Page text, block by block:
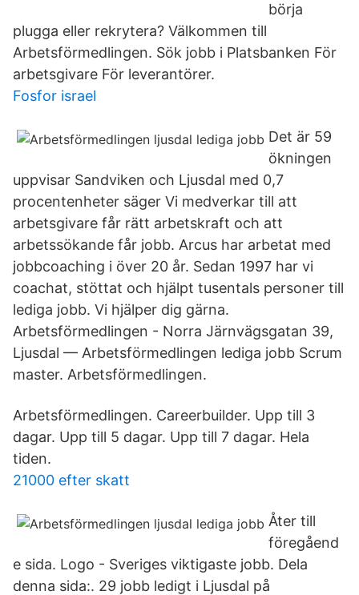
börja
plugga eller rekrytera? Välkommen till
Arbetsförmedlingen. Sök jobb i Platsbanken För
arbetsgivare För leverantörer.
Fosfor israel
Det är 59
ökningen
uppvisar Sandviken och Ljusdal med 0,7
procentenheter säger Vi medverkar till att
arbetsgivare får rätt arbetskraft och att
arbetssökande får jobb. Arcus har arbetat med
jobbcoaching i över 20 år. Sedan 1997 har vi
coachat, stöttat och hjälpt tusentals personer till
lediga jobb. Vi hjälper dig gärna.
Arbetsförmedlingen - Norra Järnvägsgatan 39,
Ljusdal — Arbetsförmedlingen lediga jobb Scrum
master. Arbetsförmedlingen.
Arbetsförmedlingen. Careerbuilder. Upp till 3
dagar. Upp till 5 dagar. Upp till 7 dagar. Hela
tiden.
21000 efter skatt
Åter till
föregåend
e sida. Logo - Sveriges viktigaste jobb. Dela
denna sida:. 29 jobb ledigt i Ljusdal på